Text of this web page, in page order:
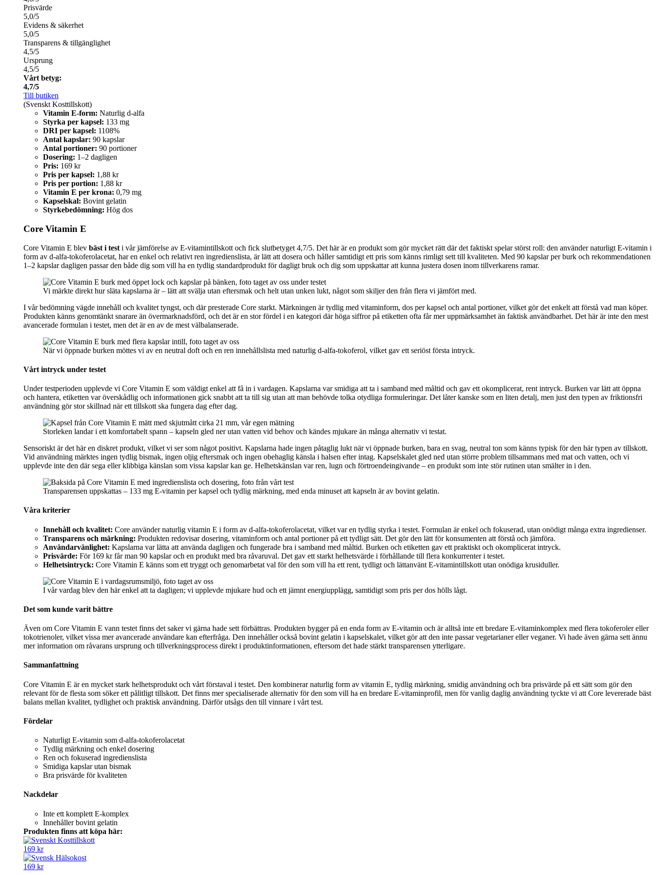
Prisvärde
5,0/5
Evidens & säkerhet
5,0/5
Transparens & tillgänglighet
4,5/5
Ursprung
4,5/5
Vårt betyg:
4,7/5
Till butiken
(Svenskt Kosttillskott)
Vitamin E-form: Naturlig d-alfa
Styrka per kapsel: 133 mg
DRI per kapsel: 1108%
Antal kapslar: 90 kapslar
Antal portioner: 90 portioner
Dosering: 1–2 dagligen
Pris: 169 kr
Pris per kapsel: 1,88 kr
Pris per portion: 1,88 kr
Vitamin E per krona: 0,79 mg
Kapselskal: Bovint gelatin
Styrkebedömning: Hög dos
Core Vitamin E
Core Vitamin E blev bäst i test i vår jämförelse av E-vitamintillskott och fick slutbetyget 4,7/5. Det här är en produkt som gör mycket rätt där det faktiskt spelar störst roll: den använder naturligt E-vitamin i
form av d-alfa-tokoferolacetat, har en enkel och relativt ren ingredienslista, är lätt att dosera och håller samtidigt ett pris som känns rimligt sett till kvaliteten. Med 90 kapslar per burk och rekommendationen
1–2 kapslar dagligen passar den både dig som vill ha en tydlig standardprodukt för dagligt bruk och dig som uppskattar att kunna justera dosen inom tillverkarens ramar.
Vi märkte direkt hur släta kapslarna är – lätt att svälja utan eftersmak och helt utan unken lukt, något som skiljer den från flera vi jämfört med.
I vår bedömning vägde innehåll och kvalitet tyngst, och där presterade Core starkt. Märkningen är tydlig med vitaminform, dos per kapsel och antal portioner, vilket gör det enkelt att förstå vad man köper.
Produkten känns genomtänkt snarare än övermarknadsförd, och det är en stor fördel i en kategori där höga siffror på etiketten ofta får mer uppmärksamhet än faktisk användbarhet. Det här är inte den mest
avancerade formulan i testet, men det är en av de mest välbalanserade.
När vi öppnade burken möttes vi av en neutral doft och en ren innehållslista med naturlig d‑alfa‑tokoferol, vilket gav ett seriöst första intryck.
Vårt intryck under testet
Under testperioden upplevde vi Core Vitamin E som väldigt enkel att få in i vardagen. Kapslarna var smidiga att ta i samband med måltid och gav ett okomplicerat, rent intryck. Burken var lätt att öppna
och hantera, etiketten var överskådlig och informationen gick snabbt att ta till sig utan att man behövde tolka otydliga formuleringar. Det låter kanske som en liten detalj, men just den typen av friktionsfri
användning gör stor skillnad när ett tillskott ska fungera dag efter dag.
Storleken landar i ett komfortabelt spann – kapseln gled ner utan vatten vid behov och kändes mjukare än många alternativ vi testat.
Sensoriskt är det här en diskret produkt, vilket vi ser som något positivt. Kapslarna hade ingen påtaglig lukt när vi öppnade burken, bara en svag, neutral ton som känns typisk för den här typen av tillskott.
Vid användning märktes ingen tydlig bismak, ingen oljig eftersmak och ingen obehaglig känsla i halsen efter intag. Kapselskalet gled ned utan större problem tillsammans med mat och vatten, och vi
upplevde inte den där sega eller klibbiga känslan som vissa kapslar kan ge. Helhetskänslan var ren, lugn och förtroendeingivande – en produkt som inte stör rutinen utan smälter in i den.
Transparensen uppskattas – 133 mg E‑vitamin per kapsel och tydlig märkning, med enda minuset att kapseln är av bovint gelatin.
Våra kriterier
Innehåll och kvalitet: Core använder naturlig vitamin E i form av d-alfa-tokoferolacetat, vilket var en tydlig styrka i testet. Formulan är enkel och fokuserad, utan onödigt många extra ingredienser.
Transparens och märkning: Produkten redovisar dosering, vitaminform och antal portioner på ett tydligt sätt. Det gör den lätt för konsumenten att förstå och jämföra.
Användarvänlighet: Kapslarna var lätta att använda dagligen och fungerade bra i samband med måltid. Burken och etiketten gav ett praktiskt och okomplicerat intryck.
Prisvärde: För 169 kr får man 90 kapslar och en produkt med bra råvaruval. Det gav ett starkt helhetsvärde i förhållande till flera konkurrenter i testet.
Helhetsintryck: Core Vitamin E känns som ett tryggt och genomarbetat val för den som vill ha ett rent, tydligt och lättanvänt E-vitamintillskott utan onödiga krusiduller.
I vår vardag blev den här enkel att ta dagligen; vi upplevde mjukare hud och ett jämnt energiupplägg, samtidigt som pris per dos hölls lågt.
Det som kunde varit bättre
Även om Core Vitamin E vann testet finns det saker vi gärna hade sett förbättras. Produkten bygger på en enda form av E-vitamin och är alltså inte ett bredare E-vitaminkomplex med flera tokoferoler eller
tokotrienoler, vilket vissa mer avancerade användare kan efterfråga. Den innehåller också bovint gelatin i kapselskalet, vilket gör att den inte passar vegetarianer eller veganer. Vi hade även gärna sett ännu
mer information om råvarans ursprung och tillverkningsprocess direkt i produktinformationen, eftersom det hade stärkt transparensen ytterligare.
Sammanfattning
Core Vitamin E är en mycket stark helhetsprodukt och vårt förstaval i testet. Den kombinerar naturlig form av vitamin E, tydlig märkning, smidig användning och bra prisvärde på ett sätt som gör den
relevant för de flesta som söker ett pålitligt tillskott. Det finns mer specialiserade alternativ för den som vill ha en bredare E-vitaminprofil, men för vanlig daglig användning tyckte vi att Core levererade bäst
balans mellan kvalitet, tydlighet och praktisk användning. Därför utsågs den till vinnare i vårt test.
Fördelar
Naturligt E-vitamin som d-alfa-tokoferolacetat
Tydlig märkning och enkel dosering
Ren och fokuserad ingredienslista
Smidiga kapslar utan bismak
Bra prisvärde för kvaliteten
Nackdelar
Inte ett komplett E-komplex
Innehåller bovint gelatin
Produkten finns att köpa här:
169 kr
169 kr